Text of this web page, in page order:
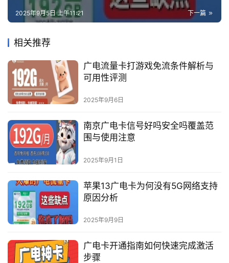
下一篇
2025年9月5日 上午11:21
相关推荐
广电流量卡打游戏免流条件解析与
可用性评测
2025年9月6日
南京广电卡信号好吗安全吗覆盖范
围与使用注意
2025年9月1日
苹果13广电卡为何没有5G网络支持
原因分析
2025年9月9日
广电卡开通指南如何快速完成激活
步骤